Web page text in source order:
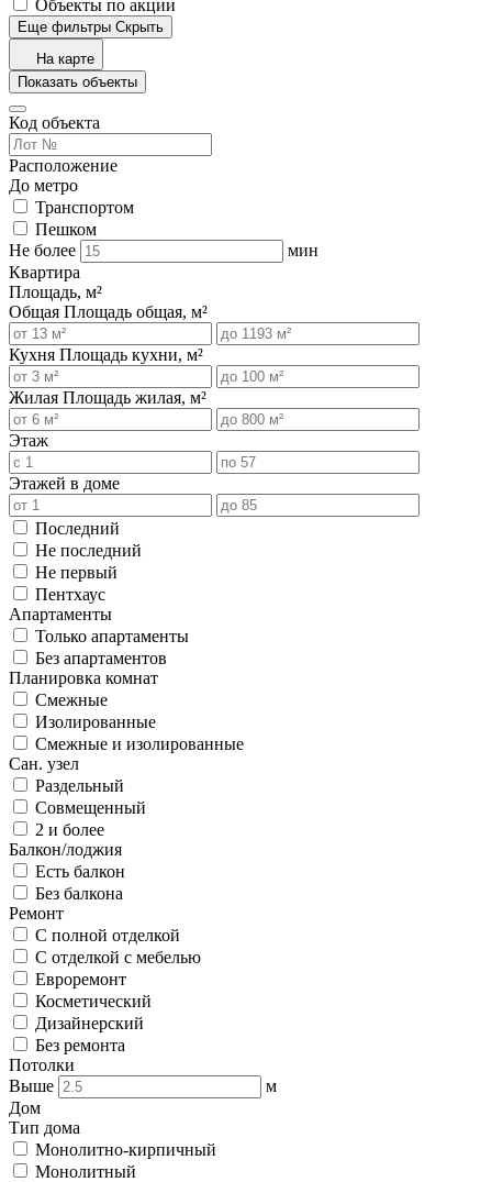
Объекты по акции
Еще фильтры Скрыть
На карте
Показать объекты
Код объекта
Расположение
До метро
Транспортом
Пешком
Не более
мин
Квартира
Площадь, м²
Общая Площадь общая, м²
Кухня Площадь кухни, м²
Жилая Площадь жилая, м²
Этаж
Этажей в доме
Последний
Не последний
Не первый
Пентхаус
Апартаменты
Только апартаменты
Без апартаментов
Планировка комнат
Смежные
Изолированные
Смежные и изолированные
Сан. узел
Раздельный
Совмещенный
2 и более
Балкон/лоджия
Есть балкон
Без балкона
Ремонт
С полной отделкой
С отделкой с мебелью
Евроремонт
Косметический
Дизайнерский
Без ремонта
Потолки
Выше
м
Дом
Тип дома
Монолитно-кирпичный
Монолитный